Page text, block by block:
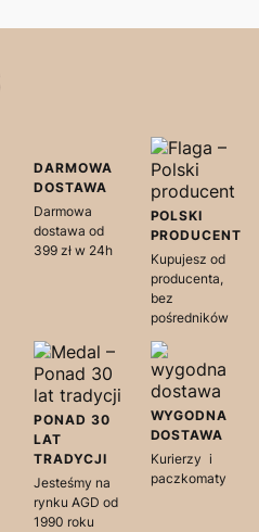
DARMOWA
DOSTAWA
Darmowa
dostawa od
399 zł w 24h
POLSKI
PRODUCENT
Kupujesz od
producenta,
bez
pośredników
PONAD 30
LAT
TRADYCJI
Jesteśmy na
rynku AGD od
1990 roku
WYGODNA
DOSTAWA
Kurierzy i
paczkomaty